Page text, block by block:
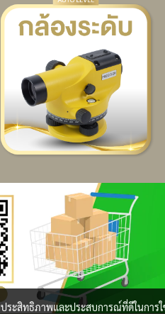
ระสิทธิภาพและประสบการณ์ที่ดีในการ